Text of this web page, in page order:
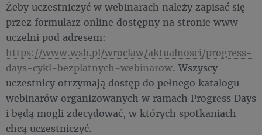
Żeby uczestniczyć w webinarach należy zapisać się
przez formularz online dostępny na stronie www
uczelni pod adresem:
https://www.wsb.pl/wroclaw/aktualnosci/progress-
days-cykl-bezplatnych-webinarow. Wszyscy
uczestnicy otrzymają dostęp do pełnego katalogu
webinarów organizowanych w ramach Progress Days
i będą mogli zdecydować, w których spotkaniach
chcą uczestniczyć.